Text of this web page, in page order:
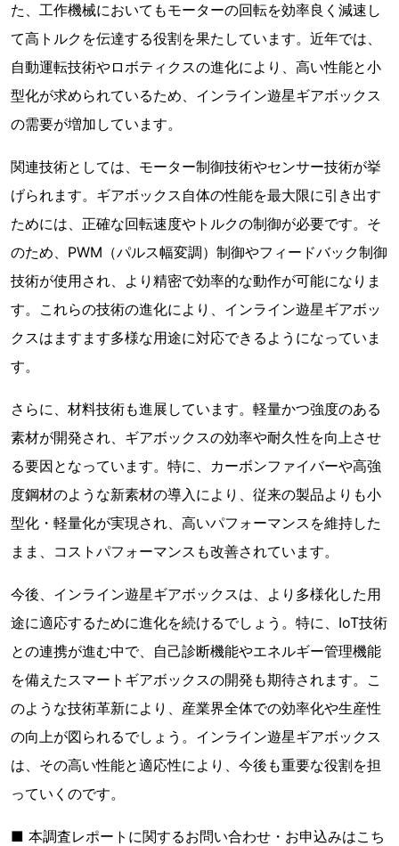
た、工作機械においてもモーターの回転を効率良く減速し
て高トルクを伝達する役割を果たしています。近年では、
自動運転技術やロボティクスの進化により、高い性能と小
型化が求められているため、インライン遊星ギアボックス
の需要が増加しています。
関連技術としては、モーター制御技術やセンサー技術が挙
げられます。ギアボックス自体の性能を最大限に引き出す
ためには、正確な回転速度やトルクの制御が必要です。そ
のため、PWM（パルス幅変調）制御やフィードバック制御
技術が使用され、より精密で効率的な動作が可能になりま
す。これらの技術の進化により、インライン遊星ギアボッ
クスはますます多様な用途に対応できるようになっていま
す。
さらに、材料技術も進展しています。軽量かつ強度のある
素材が開発され、ギアボックスの効率や耐久性を向上させ
る要因となっています。特に、カーボンファイバーや高強
度鋼材のような新素材の導入により、従来の製品よりも小
型化・軽量化が実現され、高いパフォーマンスを維持した
まま、コストパフォーマンスも改善されています。
今後、インライン遊星ギアボックスは、より多様化した用
途に適応するために進化を続けるでしょう。特に、IoT技術
との連携が進む中で、自己診断機能やエネルギー管理機能
を備えたスマートギアボックスの開発も期待されます。こ
のような技術革新により、産業界全体での効率化や生産性
の向上が図られるでしょう。インライン遊星ギアボックス
は、その高い性能と適応性により、今後も重要な役割を担
っていくのです。
■ 本調査レポートに関するお問い合わせ・お申込みはこち